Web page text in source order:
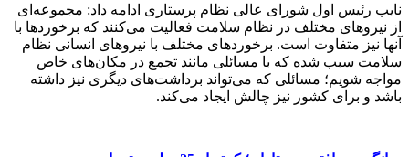
از نیروهای مختلف در نظام سلامت فعالیت می‌کنند که برخوردها با
آنها نیز متفاوت است. برخوردهای مختلف با نیروهای انسانی نظام‌
سلامت سبب شده که با مسائلی مانند تجمع در مکان‌های خاص
مواجه شویم؛ مسائلی که می‌تواند برداشت‌های دیگری نیز داشته
باشد و برای کشور نیز چالش ایجاد می‌کند.